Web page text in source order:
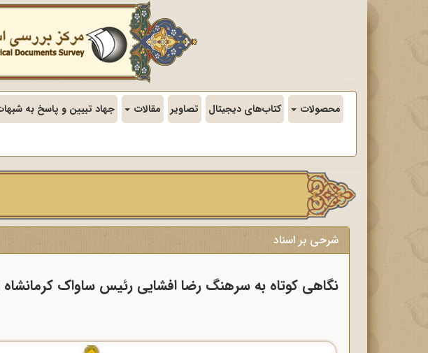
محصولات کتاب‌های دیجیتال تصاویر مقالات جهاد تبیین و پاسخ به
شرحی بر اسناد
نگاهی کوتاه به سرهنگ رضا افشایی رئیس ساواک کرمانشاه